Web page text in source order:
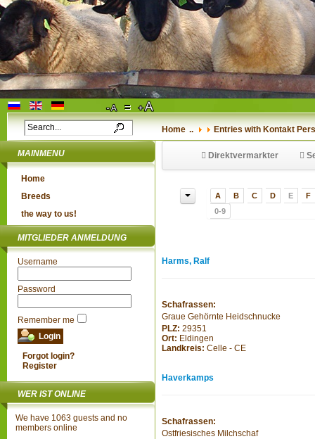
Home .. Entries with Kontakt
MAINMENU
Home
Breeds
the way to us!
MITGLIEDER ANMELDUNG
Username
Password
Remember me
Forgot login?
Register
WER IST ONLINE
We have 1063 guests and no
members online
Direktvermarkter
A B C D E
F
0-9
Harms, Ralf
Schafrassen:
Graue Gehörnte Heidschnucke
PLZ: 29351
Ort: Eldingen
Landkreis: Celle - CE
Haverkamps
Schafrassen:
Ostfriesisches Milchschaf